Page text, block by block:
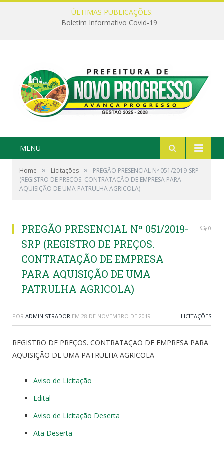
ÚLTIMAS PUBLICAÇÕES:
Boletim Informativo Covid-19
MENU
Home » Licitações »
PREGÃO PRESENCIAL Nº 051/2019-SRP
(REGISTRO DE PREÇOS. CONTRATAÇÃO DE EMPRESA PARA
AQUISIÇÃO DE UMA PATRULHA AGRICOLA)
PREGÃO PRESENCIAL Nº 051/2019-
SRP (REGISTRO DE PREÇOS.
CONTRATAÇÃO DE EMPRESA
PARA AQUISIÇÃO DE UMA
PATRULHA AGRICOLA)
0
POR ADMINISTRADOR EM 28 DE NOVEMBRO DE 2019 LICITAÇÕES
REGISTRO DE PREÇOS. CONTRATAÇÃO DE EMPRESA PARA
AQUISIÇÃO DE UMA PATRULHA AGRICOLA
Aviso de Licitação
Edital
Aviso de Licitação Deserta
Ata Deserta